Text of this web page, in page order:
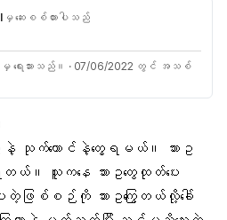
မှ ဆေးစစ်ထားပါသည်
ရေးသားသည်။ · 07/06/2022 တွင် အသစ်
နဲ့ သုက်ကောင်နဲ့တွေ့ရမယ်။
သားဥ
တယ်။ သူကနေ သားဥတွေထုတ်ပေး
ဖြစ်စဉ်ကို သားဥကြွေတယ်လို့ခေါ်